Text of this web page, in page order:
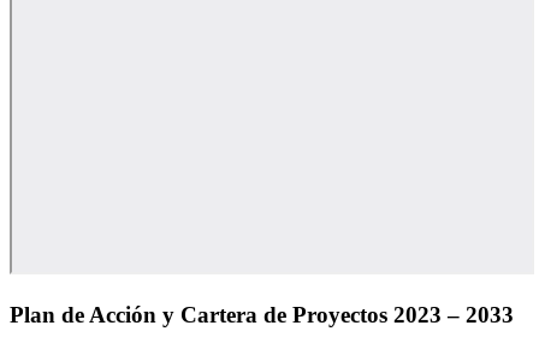
Plan de Acción y Cartera de Proyectos 2023 – 2033